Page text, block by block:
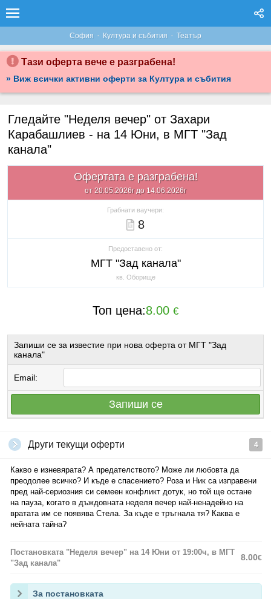
София · Култура и събития · Театър
Тази оферта вече е разграбена!
» Виж всички активни оферти за Култура и събития
Гледайте "Неделя вечер" от Захари
Карабашлиев - на 14 Юни, в МГТ "Зад
канала"
Офертата е разграбена!
от 20.05.2026г до 14.06.2026г
Грабнати ваучери:
8
Предоставено от:
МГТ "Зад канала"
кв. Оборище
Топ цена:8.00 €
Запиши се за известие при нова оферта от МГТ "Зад
канала"
Email:
Запиши се
Други текущи оферти 4
Какво е изневярата? А предателството? Може ли любовта да
преодолее всичко? И къде е спасението? Роза и Ник са изправени
пред най-сериозния си семеен конфликт дотук, но той ще остане
на пауза, когато в дъждовната неделя вечер най-ненадейно на
вратата им се появява Стела. За къде е тръгнала тя? Каква е
нейната тайна?
Постановката "Неделя вечер" на 14 Юни от 19:00ч, в МГТ
"Зад канала"
8.00€
За постановката